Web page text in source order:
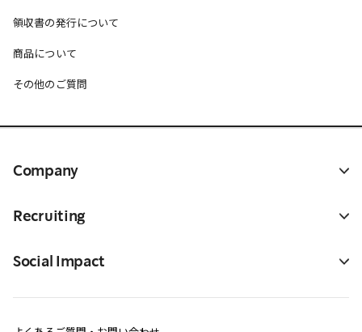
領収書の発行について
商品について
その他のご質問
Company
Recruiting
Social Impact